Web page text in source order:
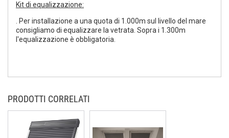
Kit di equalizzazione:
. Per installazione a una quota di 1.000m sul livello del mare
consigliamo di equalizzare la vetrata. Sopra i 1.300m
l'equalizzazione è obbligatoria.
PRODOTTI CORRELATI